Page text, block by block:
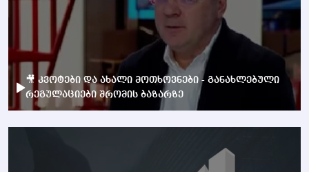
🎥 კვოტები და ახალი მოთხოვნები - განახლებული
რეგულაციები შრომის ბაზარზე